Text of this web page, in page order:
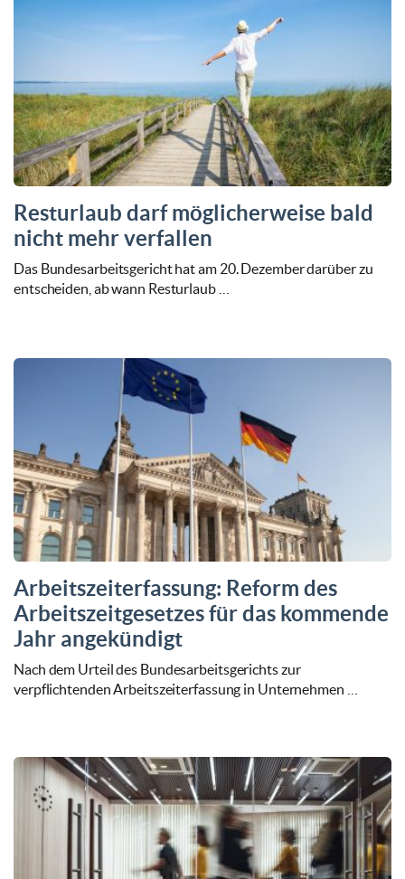
Resturlaub darf möglicherweise bald
nicht mehr verfallen
Das Bundesarbeitsgericht hat am 20. Dezember darüber zu
entscheiden, ab wann Resturlaub …
Arbeitszeiterfassung: Reform des
Arbeitszeitgesetzes für das kommende
Jahr angekündigt
Nach dem Urteil des Bundesarbeitsgerichts zur
verpflichtenden Arbeitszeiterfassung in Unternehmen …